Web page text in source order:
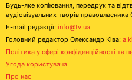
Будь-яке копіювання, передрук та
аудіовізуальних творів
E-mail редакції: info@tv.ua
Головний редактор Олександр Ківа:
Політика у сфері конфіденційності та
Угода користувача
Про нас